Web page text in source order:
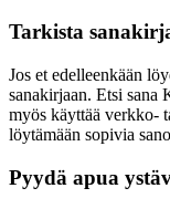
Tarkista
Jos et edelleenkään
sanakirjaan. Etsi sana
myös käyttää verkko-
löytämään sopivia
Pyydä apua